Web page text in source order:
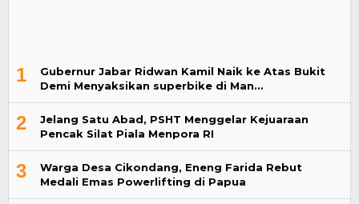
1
Gubernur Jabar Ridwan Kamil Naik ke Atas Bukit
Demi Menyaksikan superbike di Man…
2
Jelang Satu Abad, PSHT Menggelar Kejuaraan
Pencak Silat Piala Menpora RI
3
Warga Desa Cikondang, Eneng Farida Rebut
Medali Emas Powerlifting di Papua